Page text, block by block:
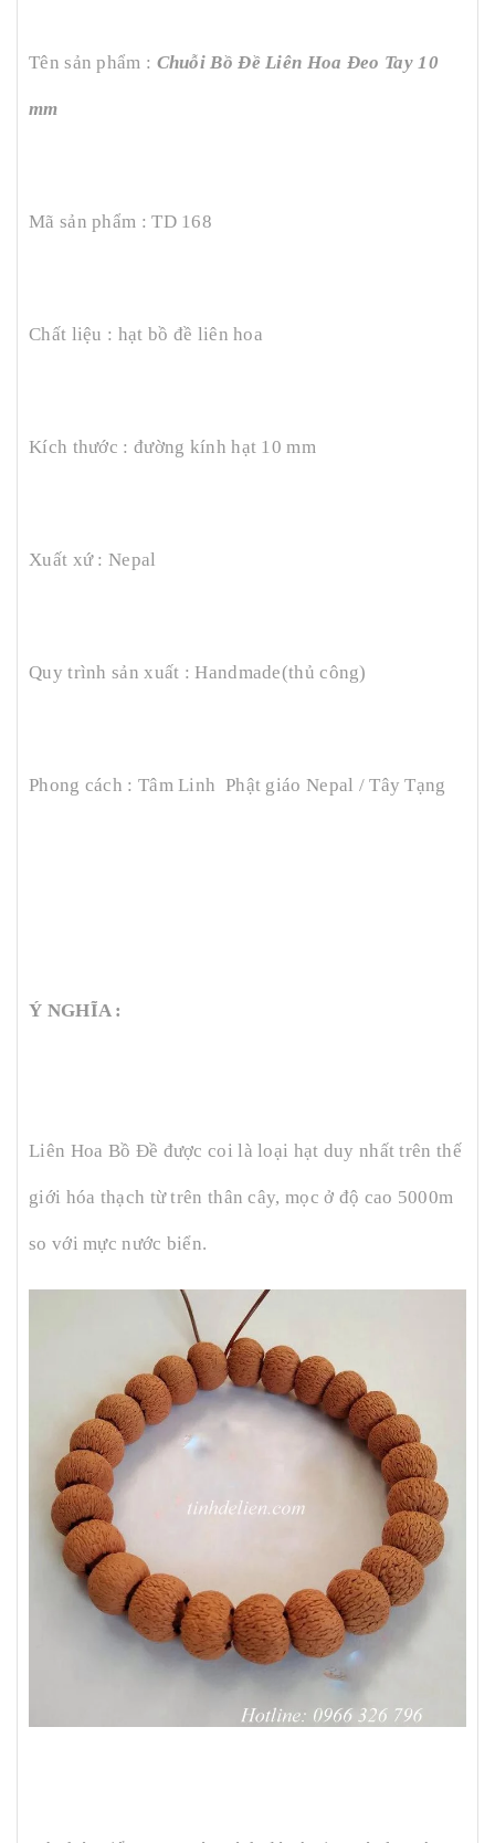
Tên sản phẩm : Chuỗi Bồ Đề Liên Hoa Đeo Tay 10
mm
Mã sản phẩm : TD 168
Chất liệu : hạt bồ đề liên hoa
Kích thước : đường kính hạt 10 mm
Xuất xứ : Nepal
Quy trình sản xuất : Handmade(thủ công)
Phong cách : Tâm Linh Phật giáo Nepal / Tây Tạng
Ý NGHĨA :
Liên Hoa Bồ Đề được coi là loại hạt duy nhất trên thế
giới hóa thạch từ trên thân cây, mọc ở độ cao 5000m
so với mực nước biển.